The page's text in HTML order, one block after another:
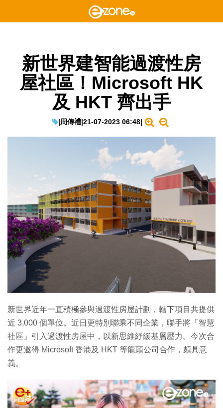
新世界建智能過渡性房
屋社區！Microsoft HK
及 HKT 齊出手
|周傳禮|21-07-2023 06:48|
新世界近年一直積極參與過渡性房屋計劃，轄下項目共提供
近 3,000 個單位。近日更特別聯乘不同企業，聯手將「智慧
社區」引入過渡性房屋中，以新思維紓緩基層壓力。今次合
作更邀得 Microsoft 香港及 HKT 等龍頭公司合作，頗具意
義。